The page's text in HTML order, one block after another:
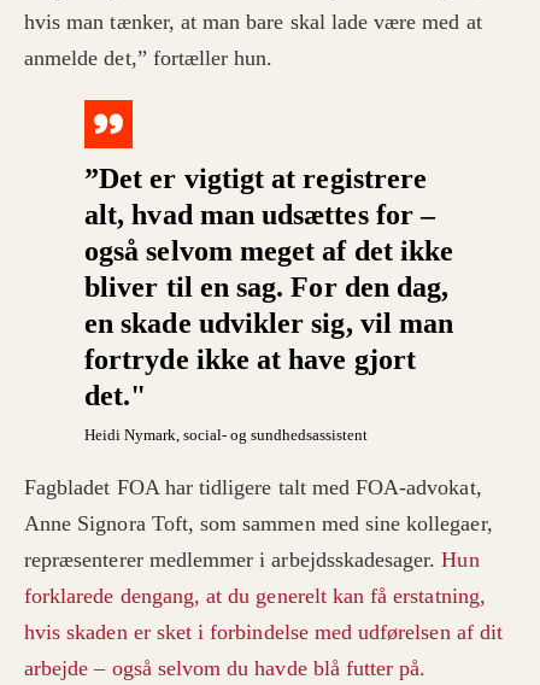
hvis man tænker, at man bare skal lade være med at
anmelde det,” fortæller hun.
”Det er vigtigt at registrere
alt, hvad man udsættes for –
også selvom meget af det ikke
bliver til en sag. For den dag,
en skade udvikler sig, vil man
fortryde ikke at have gjort
det."
Heidi Nymark, social- og sundhedsassistent
Fagbladet FOA har tidligere talt med FOA-advokat,
Anne Signora Toft, som sammen med sine kollegaer,
repræsenterer medlemmer i arbejdsskadesager.Hun
forklarede dengang, at du generelt kan få erstatning,
hvis skaden er sket i forbindelse med udførelsen af dit
arbejde – også selvom du havde blå futter på.